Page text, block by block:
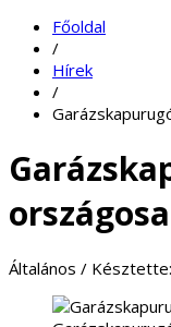
Főoldal
/
Hírek
/
Általános / Késztette: